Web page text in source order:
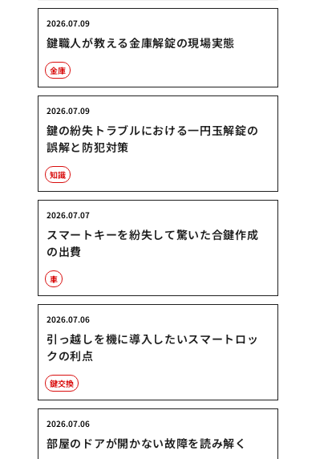
鍵職人が教える金庫解錠の現場実態
2026.07.09
金庫
鍵の紛失トラブルにおける一円玉解錠の
誤解と防犯対策
2026.07.09
知識
スマートキーを紛失して驚いた合鍵作成
の出費
2026.07.07
車
引っ越しを機に導入したいスマートロッ
クの利点
2026.07.06
鍵交換
部屋のドアが開かない故障を読み解く
2026.07.06